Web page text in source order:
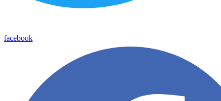
facebook